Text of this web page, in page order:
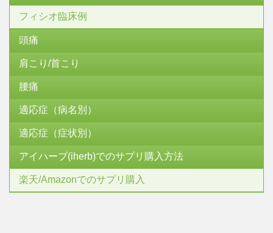
フィシオ臨床例
頭痛
肩こり/首こり
腰痛
適応症（病名別）
適応症（症状別）
アイハーブ(iherb)でのサプリ購入方法
楽天/Amazonでのサプリ購入